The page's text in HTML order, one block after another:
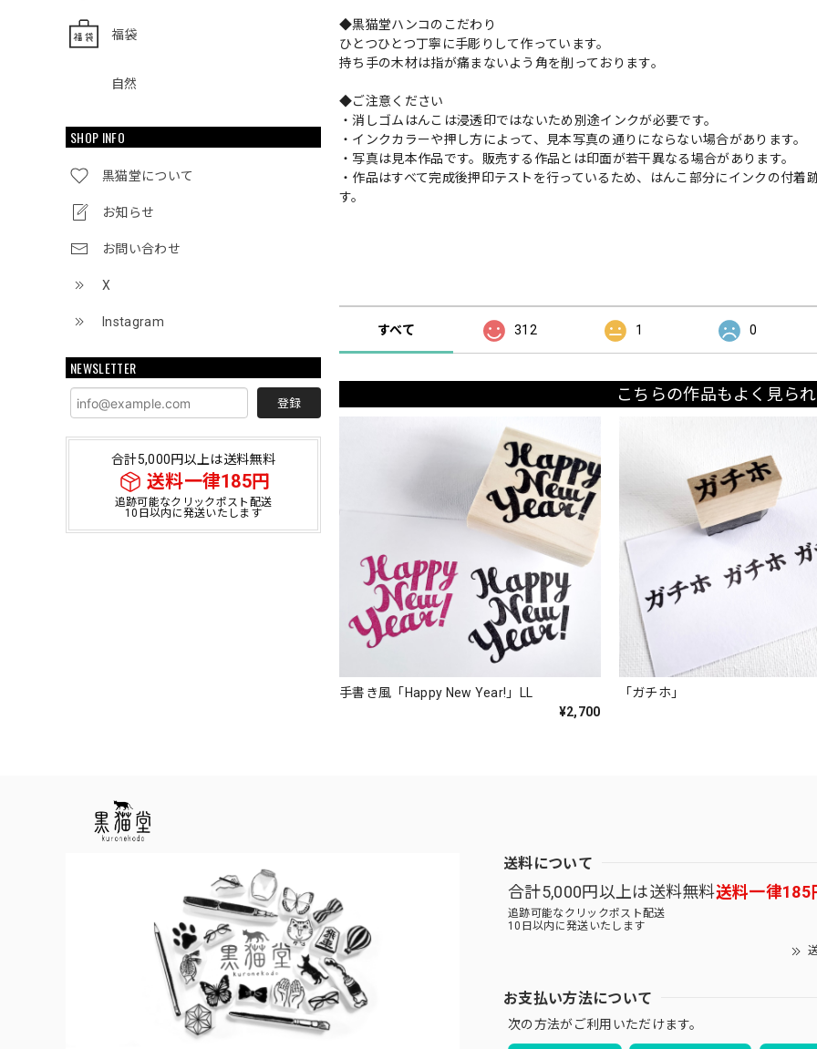
福袋
自然
SHOP INFO
黒猫堂について
お知らせ
お問い合わせ
X
Instagram
NEWSLETTER
登録
合計5,000円以上は送料無料
送料一律185円
追跡可能なクリックポスト配送
10日以内に発送いたします
◆黒猫堂ハンコのこだわり
ひとつひとつ丁寧に手彫りして作っています。
持ち手の木材は指が痛まないよう角を削っております。
◆ご注意ください
・消しゴムはんこは浸透印ではないため別途インクが必要です。
・インクカラーや押し方によって、見本写真の通りにならない場合があります。
・写真は見本作品です。販売する作品とは印面が若干異なる場合があります。
・作品はすべて完成後押印テストを行っているため、はんこ部分にインクの付
す。
すべて 312 1 0
こちらの作品もよく見ら
手書き風「Happy New Year!」LL
¥2,700
「ガチホ」
送料について
合計5,000円以上は送料無料送料一律185
追跡可能なクリックポスト配送
10日以内に発送いたします
お支払い方法について
次の方法がご利用いただけます。